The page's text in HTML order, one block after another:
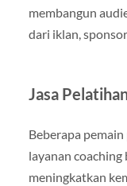
membangun
dari iklan,
Jasa
Beberapa
layanan coaching
meningkatkan